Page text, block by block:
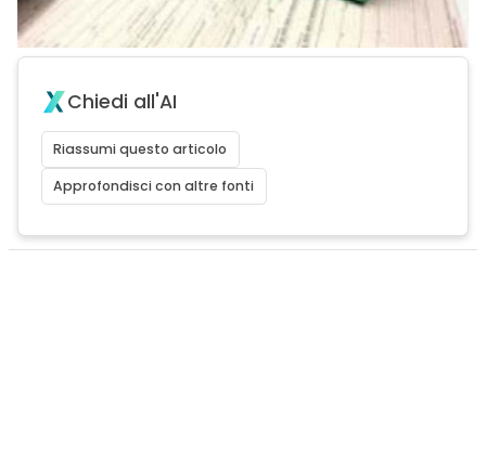
Chiedi all'AI
Riassumi questo articolo
Approfondisci con altre fonti